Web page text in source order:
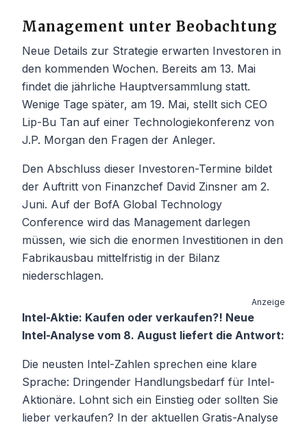
Management unter Beobachtung
Neue Details zur Strategie erwarten Investoren in
den kommenden Wochen. Bereits am 13. Mai
findet die jährliche Hauptversammlung statt.
Wenige Tage später, am 19. Mai, stellt sich CEO
Lip-Bu Tan auf einer Technologiekonferenz von
J.P. Morgan den Fragen der Anleger.
Den Abschluss dieser Investoren-Termine bildet
der Auftritt von Finanzchef David Zinsner am 2.
Juni. Auf der BofA Global Technology
Conference wird das Management darlegen
müssen, wie sich die enormen Investitionen in den
Fabrikausbau mittelfristig in der Bilanz
niederschlagen.
Anzeige
Intel-Aktie: Kaufen oder verkaufen?! Neue
Intel-Analyse vom 8. August liefert die Antwort:
Die neusten Intel-Zahlen sprechen eine klare
Sprache: Dringender Handlungsbedarf für Intel-
Aktionäre. Lohnt sich ein Einstieg oder sollten Sie
lieber verkaufen? In der aktuellen Gratis-Analyse